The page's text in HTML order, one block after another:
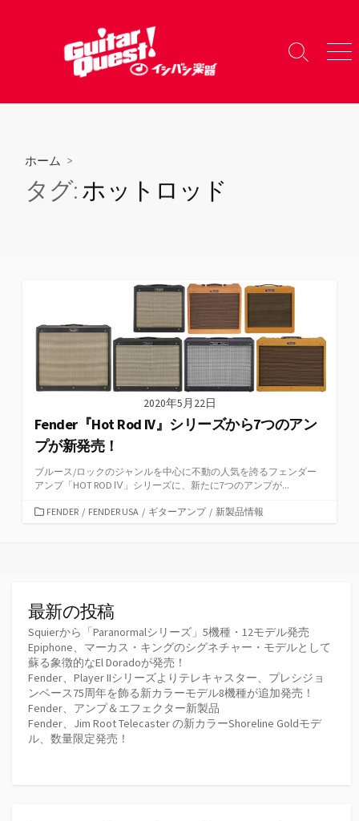
へ
検
り
メ
ー
ホーム >
タグ: ホットロッド
2020年5月22日
Fender『Hot Rod IV』シリーズから7つのアン
プが新発売！
ブルース/ロックのジャンルを中心に不動の人気を誇るフェンダー
アンプ「HOT ROD Ⅳ」シリーズに、新たに7つのアンプが...
カFENDER / FENDER USA / ギターアンプ / 新製品情報
最新の投稿
Squierから「Paranormalシリーズ」5機種・12モデル発売
Epiphone、マーカス・キングのシグネチャー・モデルとして
蘇る象徴的なEl Doradoが発売！
Fender、Player IIシリーズよりテレキャスター、プレシジョ
ンベース75周年を飾る新カラーモデル8機種が追加発売！
Fender、アンプ＆エフェクター新製品
Fender、Jim Root Telecaster の新カラーShoreline Goldモデ
ル、数量限定発売！